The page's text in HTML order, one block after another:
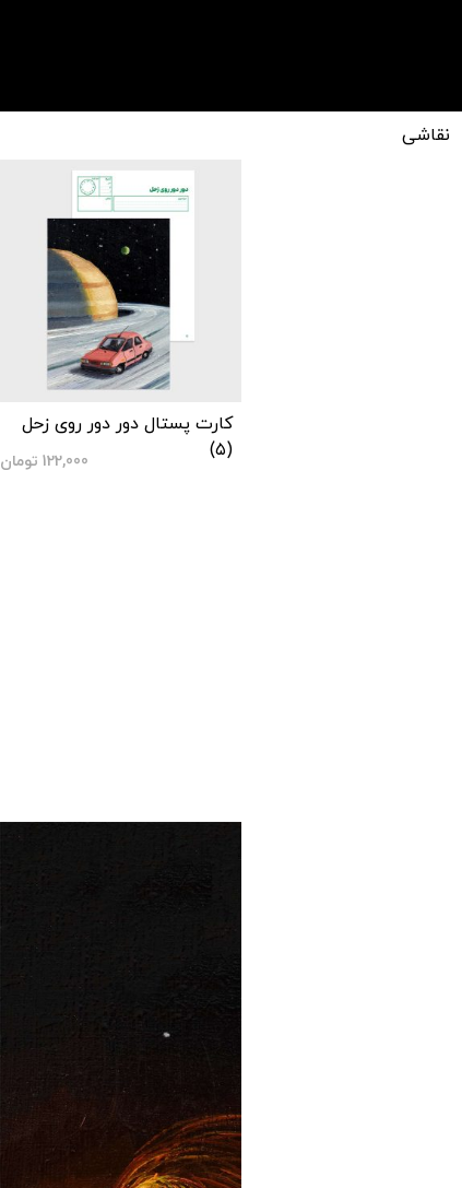
نقاشی
کارت پستال دور دور روی زحل
(۵)
122,000 تومان